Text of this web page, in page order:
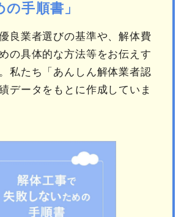
手順書」
良業者選びの基準や、解体費
の具体的な方法等をお伝えす
私たち「あんしん解体業者認
データをもとに作成していま